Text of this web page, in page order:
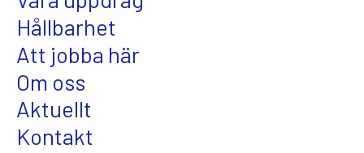
Hållbarhet
Att jobba här
Om oss
Aktuellt
Kontakt